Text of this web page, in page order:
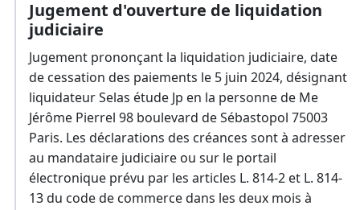
Jugement d'ouverture de liquidation
judiciaire
Jugement prononçant la liquidation judiciaire, date
de cessation des paiements le 5 juin 2024, désignant
liquidateur Selas étude Jp en la personne de Me
Jérôme Pierrel 98 boulevard de Sébastopol 75003
Paris. Les déclarations des créances sont à adresser
au mandataire judiciaire ou sur le portail
électronique prévu par les articles L. 814-2 et L. 814-
13 du code de commerce dans les deux mois à